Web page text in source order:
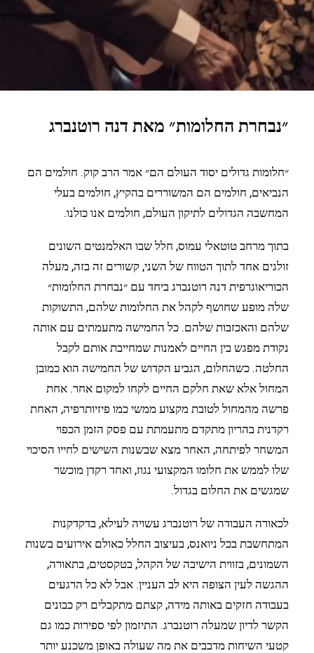
״נבחרת החלומות״ מאת דנה רוטנברג
״חלומות גדולים יסוד העולם הם״ אמר הרב קוק. חולמים הם
הנביאים, חולמים הם המשוררים בהקיץ, חולמים בעלי
המחשבה הגדולים לתיקון העולם, חולמים אנו כולנו.
בתוך מרחב טוטאלי עמוס, חלל שבו האלמנטים השונים
זולגים אחד לתוך הטווח של השני, קשורים זה בזה, מעלה
הכוריאוגרפית דנה רוטנברג ביחד עם ״נבחרת החלומות״
שלה מופע שחושף לקהל את החלומות שלהם, התשוקות
שלהם והאכזבות שלהם. כל החמישה מתעמתים עם אותה
נקודת מפגש בין החיים לאמנות שמחייבת אותם לקבל
החלטה. כשהחלום, הגביע הקדוש של החמישה הוא כמובן
המחול אלא שאת חלקם החיים לקחו למקום אחר. אחת
פרשה מהמחול לטובת מקצוע ממשי כמו פיזיותרפיה, האחת
רקדנית בהריון מתקדם מתעמתת עם פסק הזמן הכפוי
המשחר לפיתחה, האחר מצא שבשנות השישים לחייו הסיכוי
שלו לממש את חלומו המקצועי נגוז, ואחד רקדן מוכשר
שמגשים את החלום בגדול.
לכאורה העבודה של רוטנברג עשויה לעילא, בדקדקנות
המתחשבת בכל ניואנס, בעיצוב החלל כאולם אירועים בשנות
השמונים, בזווית הישיבה של הקהל, בטקסטים, בתאורה,
ההגשה לעין הצופה היא לב העניין. אבל לא כל הרגעים
בעבודה חזקים באותה מידה, קצתם מתקבלים רק כבונים
הקשר לדיון שמעלה רוטנברג. התיזמון לפי ספירות כמו גם
קטעי השיחות מדבבים את מה שעולה באופן משכנע יותר